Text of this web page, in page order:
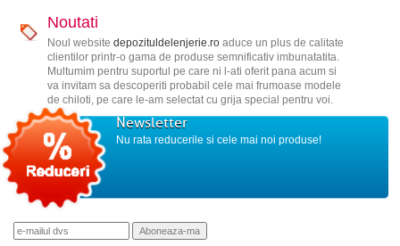
Noutati
Noul website depozituldelenjerie.roaduce un plus de calitate
clientilor printr-o gama de produse semnificativ imbunatatita.
Multumim pentru suportul pe care ni l-ati oferit pana acum si
va invitam sa descoperiti probabil cele mai frumoase modele
de chiloti, pe care le-am selectat cu grija special pentru voi.
Newsletter
Nu rata reducerile si cele mai noi produse!